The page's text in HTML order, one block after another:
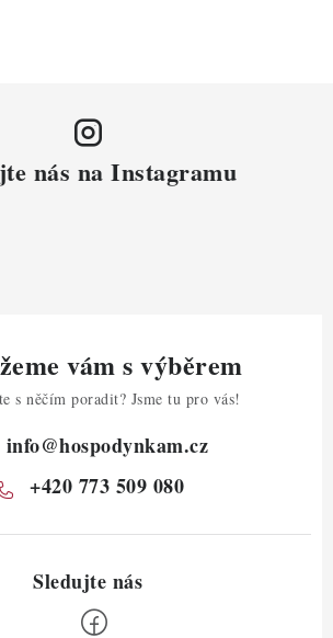
nás na Instagramu
vám s výběrem
s něčím poradit? Jsme tu pro vás!
info@hospodynkam.cz
+420 773 509 080